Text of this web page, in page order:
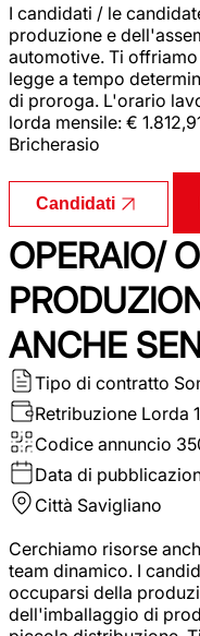
I candidati / le
produzione e
automotive. Ti
legge a tempo
di proroga. L'orario
lorda mensile: €
Bricherasio
Candidati
OPERAIO/
ANCHE
Tipo di contratto
Retribuzione Lorda
Codice annuncio
Data di
Città Savigliano
Cerchiamo risorse
team dinamico. I
occuparsi della
dell'imballaggio di